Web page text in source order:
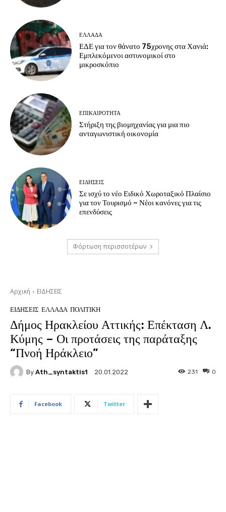
ΕΛΛΑΔΑ
ΕΔΕ για τον θάνατο 75χρονης στα Χανιά:
Εμπλεκόμενοι αστυνομικοί στο
μικροσκόπιο
ΕΠΙΚΑΙΡΟΤΗΤΑ
Στήριξη της βιομηχανίας για μια πιο
ανταγωνιστική οικονομία
ΕΙΔΗΣΕΙΣ
Σε ισχύ το νέο Ειδικό Χωροταξικό Πλαίσιο
για τον Τουρισμό – Νέοι κανόνες για τις
επενδύσεις
Φόρτωση περισσοτέρων